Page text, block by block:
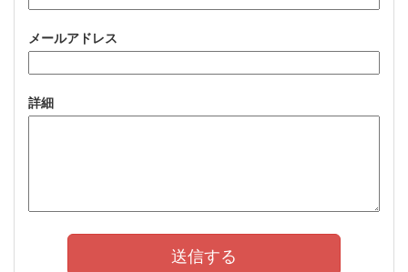
メールアドレス
詳細